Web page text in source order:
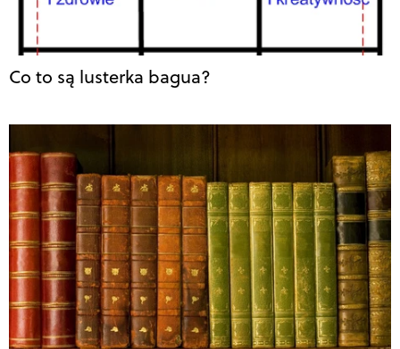
Co to są lusterka bagua?